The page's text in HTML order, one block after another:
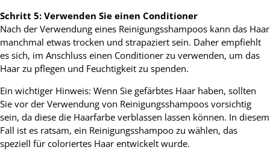
Schritt 5: Verwenden Sie einen Conditioner
Nach der Verwendung eines Reinigungsshampoos kann das Haar
manchmal etwas trocken und strapaziert sein. Daher empfiehlt
es sich, im Anschluss einen Conditioner zu verwenden, um das
Haar zu pflegen und Feuchtigkeit zu spenden.
Ein wichtiger Hinweis: Wenn Sie gefärbtes Haar haben, sollten
Sie vor der Verwendung von Reinigungsshampoos vorsichtig
sein, da diese die Haarfarbe verblassen lassen können. In diesem
Fall ist es ratsam, ein Reinigungsshampoo zu wählen, das
speziell für coloriertes Haar entwickelt wurde.